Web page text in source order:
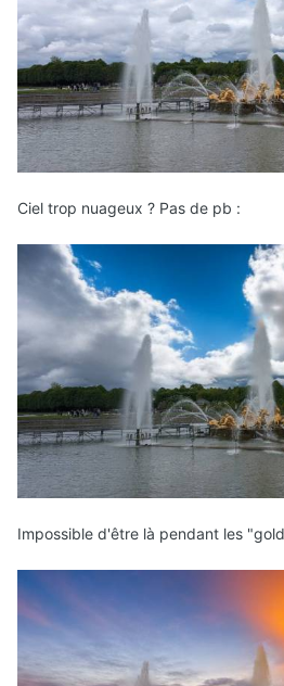
Ciel trop nuageux ? Pas de pb :
Impossible d'être là pendant les